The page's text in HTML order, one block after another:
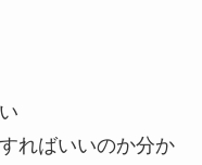
ればいいのか分か